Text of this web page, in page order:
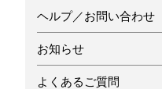
ヘルプ／お問い合わせ
お知らせ
よくあるご質問